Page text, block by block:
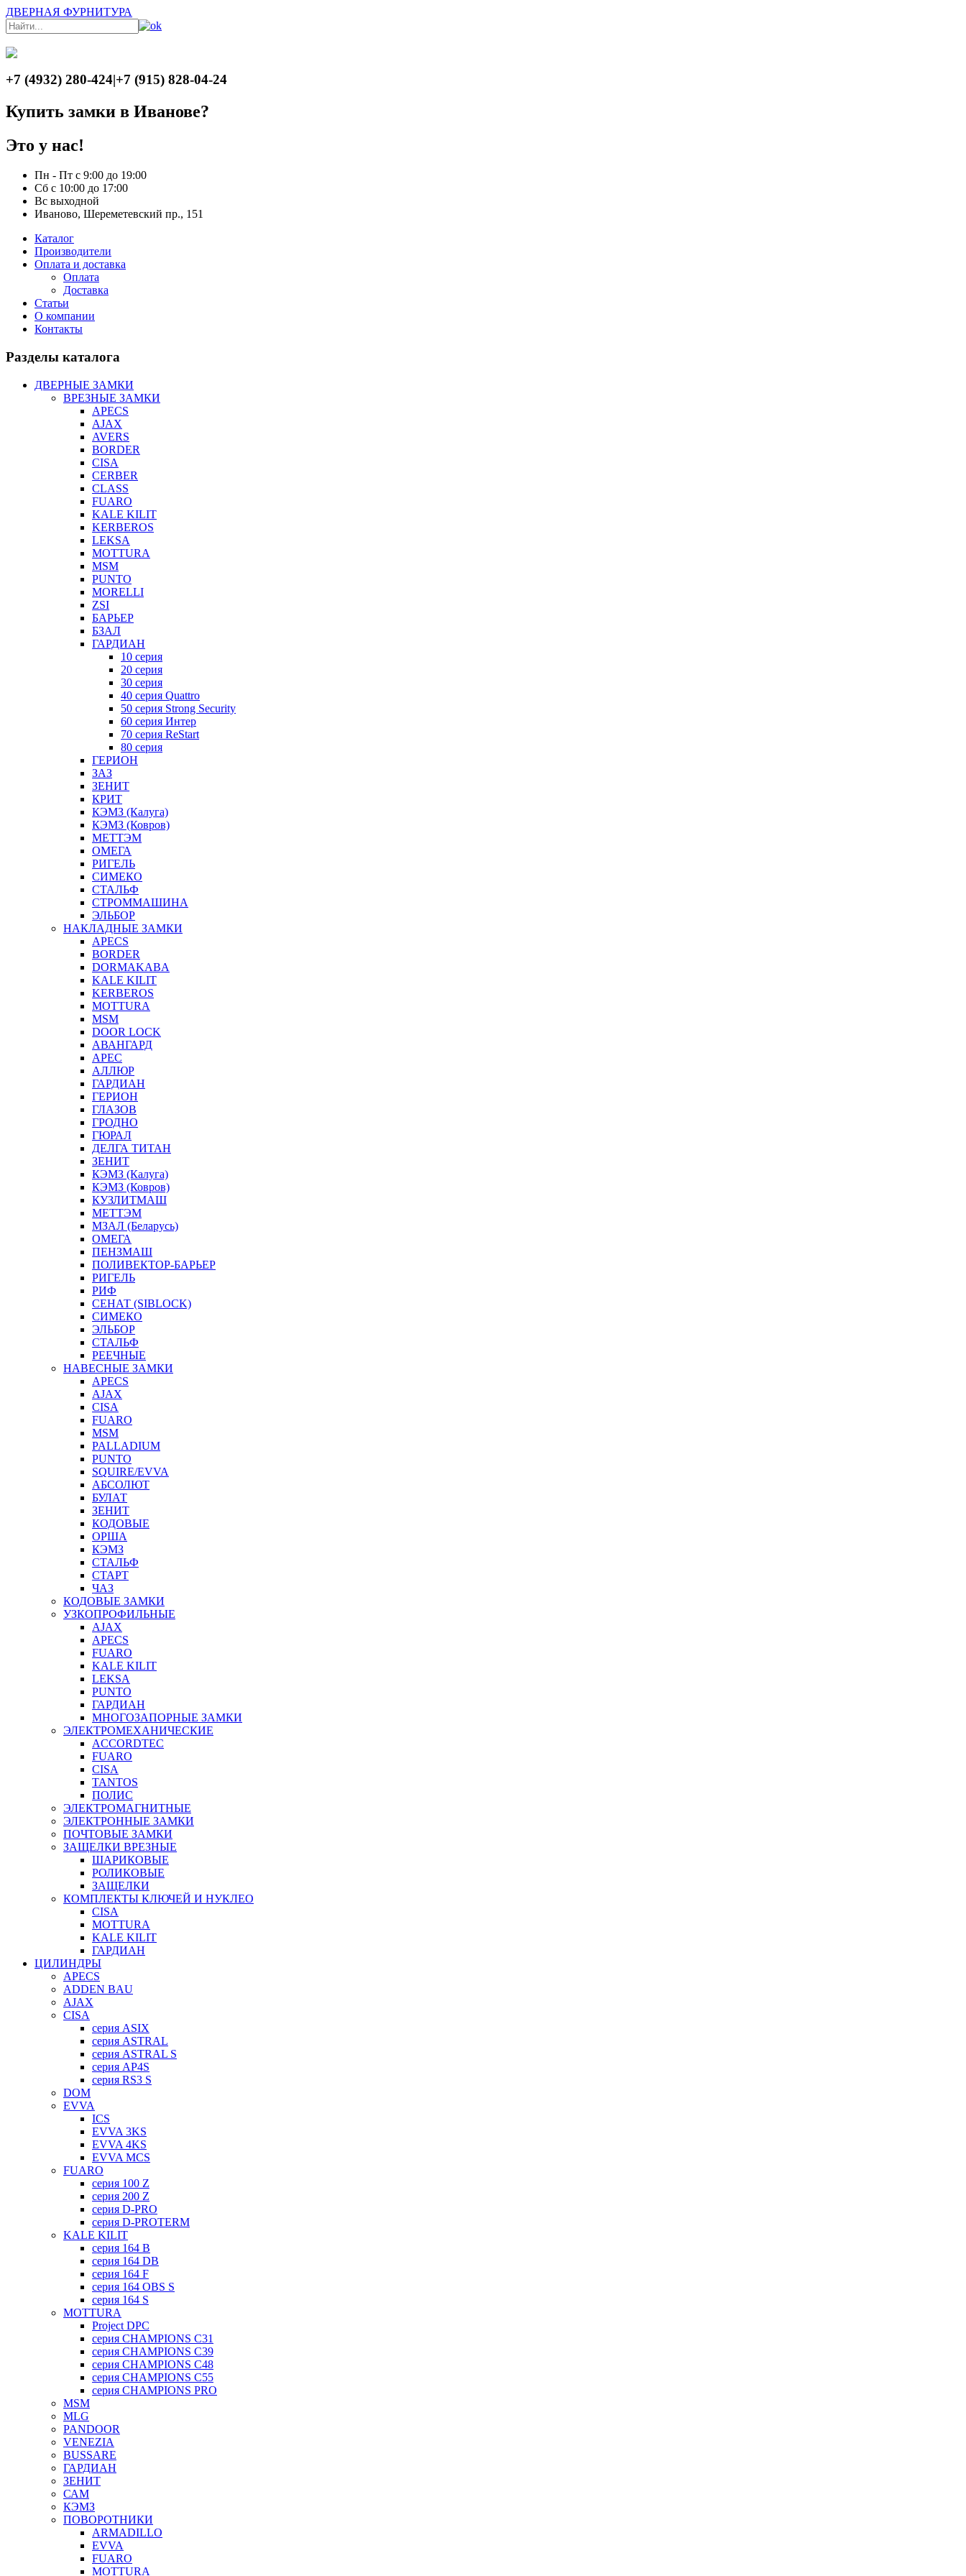
ДВЕРНАЯ ФУРНИТУРА
+7 (4932) 280-424|+7 (915) 828-04-24
Купить замки в Иванове?
Это у нас!
Пн - Пт с 9:00 до 19:00
Сб с 10:00 до 17:00
Вс выходной
Иваново, Шереметевский пр., 151
Каталог
Производители
Оплата и доставка
Оплата
Доставка
Статьи
О компании
Контакты
Разделы каталога
ДВЕРНЫЕ ЗАМКИ
ВРЕЗНЫЕ ЗАМКИ
APECS
AJAX
AVERS
BORDER
CISA
CERBER
CLASS
FUARO
KALE KILIT
KERBEROS
LEKSA
MOTTURA
MSM
PUNTO
MORELLI
ZSI
БАРЬЕР
БЗАЛ
ГАРДИАН
10 серия
20 серия
30 серия
40 серия Quattro
50 серия Strong Security
60 серия Интер
70 серия ReStart
80 серия
ГЕРИОН
ЗАЗ
ЗЕНИТ
КРИТ
КЭМЗ (Калуга)
КЭМЗ (Ковров)
МЕТТЭМ
ОМЕГА
РИГЕЛЬ
СИМЕКО
СТАЛЬФ
СТРОММАШИНА
ЭЛЬБОР
НАКЛАДНЫЕ ЗАМКИ
APECS
BORDER
DORMAKABA
KALE KILIT
KERBEROS
MOTTURA
MSM
DOOR LOCK
АВАНГАРД
АРЕС
АЛЛЮР
ГАРДИАН
ГЕРИОН
ГЛАЗОВ
ГРОДНО
ГЮРАЛ
ДЕЛГА ТИТАН
ЗЕНИТ
КЭМЗ (Калуга)
КЭМЗ (Ковров)
КУЗЛИТМАШ
МЕТТЭМ
МЗАЛ (Беларусь)
ОМЕГА
ПЕНЗМАШ
ПОЛИВЕКТОР-БАРЬЕР
РИГЕЛЬ
РИФ
СЕНАТ (SIBLOCK)
СИМЕКО
ЭЛЬБОР
СТАЛЬФ
РЕЕЧНЫЕ
НАВЕСНЫЕ ЗАМКИ
APECS
AJAX
CISA
FUARO
MSM
PALLADIUM
PUNTO
SQUIRE/EVVA
АБСОЛЮТ
БУЛАТ
ЗЕНИТ
КОДОВЫЕ
ОРША
КЭМЗ
СТАЛЬФ
СТАРТ
ЧАЗ
КОДОВЫЕ ЗАМКИ
УЗКОПРОФИЛЬНЫЕ
AJAX
APECS
FUARO
KALE KILIT
LEKSA
PUNTO
ГАРДИАН
МНОГОЗАПОРНЫЕ ЗАМКИ
ЭЛЕКТРОМЕХАНИЧЕСКИЕ
ACCORDTEC
FUARO
CISA
TANTOS
ПОЛИС
ЭЛЕКТРОМАГНИТНЫЕ
ЭЛЕКТРОННЫЕ ЗАМКИ
ПОЧТОВЫЕ ЗАМКИ
ЗАЩЕЛКИ ВРЕЗНЫЕ
ШАРИКОВЫЕ
РОЛИКОВЫЕ
ЗАЩЕЛКИ
КОМПЛЕКТЫ КЛЮЧЕЙ И НУКЛЕО
CISA
MOTTURA
KALE KILIT
ГАРДИАН
ЦИЛИНДРЫ
APECS
ADDEN BAU
AJAX
CISA
серия ASIX
серия ASTRAL
серия ASTRAL S
серия AP4S
серия RS3 S
DOM
EVVA
ICS
EVVA 3KS
EVVA 4KS
EVVA MCS
FUARO
серия 100 Z
серия 200 Z
серия D-PRO
серия D-PROTERM
KALE KILIT
серия 164 B
серия 164 DB
серия 164 F
серия 164 OBS S
серия 164 S
MOTTURA
Project DPC
серия CHAMPIONS C31
серия CHAMPIONS C39
серия CHAMPIONS C48
серия CHAMPIONS C55
серия CHAMPIONS PRO
MSM
MLG
PANDOOR
VENEZIA
BUSSARE
ГАРДИАН
ЗЕНИТ
САМ
КЭМЗ
ПОВОРОТНИКИ
ARMADILLO
EVVA
FUARO
MOTTURA